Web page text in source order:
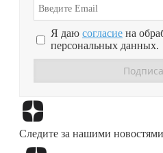
Я даю согласие на
персональных данных.
Следите за нашими